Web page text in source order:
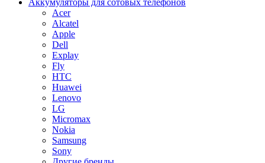
Acer
Alcatel
Apple
Dell
Explay
Fly
HTC
Huawei
Lenovo
LG
Micromax
Nokia
Samsung
Sony